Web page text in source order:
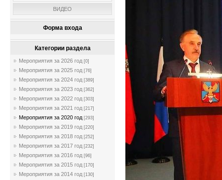
ВИДЕО
Форма входа
Категории раздела
Мероприятия за 2026 год [0]
Мероприятия за 2025 год [76]
Мероприятия за 2024 год [389]
Мероприятия за 2023 год [362]
Мероприятия за 2022 год [303]
Мероприятия за 2021 год [217]
Мероприятия за 2020 год [293]
Мероприятия за 2019 год [220]
Мероприятия за 2018 год [252]
Мероприятия за 2017 год [232]
Мероприятия за 2016 год [96]
Мероприятия за 2015 год [170]
Мероприятия за 2014 год [130]